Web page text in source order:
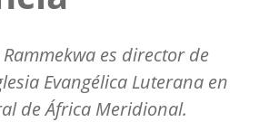
es director de
Evangélica Luterana en
de África Meridional.